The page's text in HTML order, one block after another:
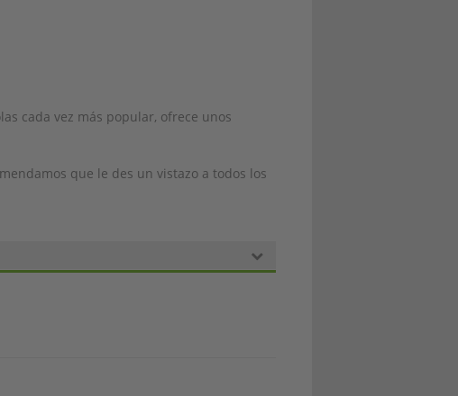
cada vez más popular, ofrece unos
que le des un vistazo a todos los